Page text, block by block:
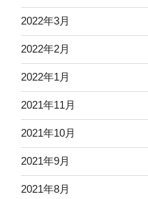
2022年3月
2022年2月
2022年1月
2021年11月
2021年10月
2021年9月
2021年8月